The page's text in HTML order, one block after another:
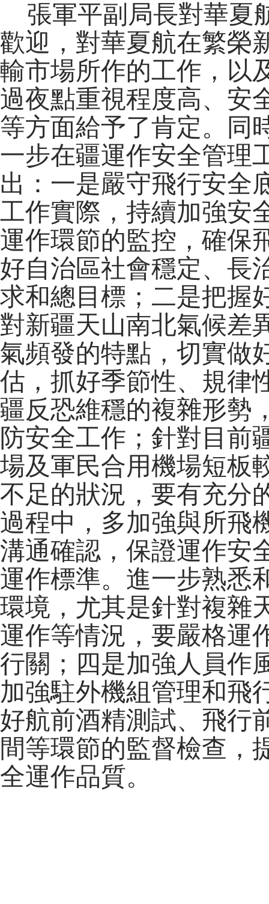
張軍平副局長對華夏
歡迎，對華夏航在繁榮
輸市場所作的工作，以
過夜點重視程度高、安
等方面給予了肯定。同
一步在疆運作安全管理
出：一是嚴守飛行安全
工作實際，持續加強安
運作環節的監控，確保
好自治區社會穩定、長
求和總目標；二是把握
對新疆天山南北氣候差
氣頻發的特點，切實做
估，抓好季節性、規律
疆反恐維穩的複雜形勢
防安全工作；針對目前
場及軍民合用機場短板
不足的狀況，要有充分
過程中，多加強與所飛
溝通確認，保證運作安
運作標準。進一步熟悉
環境，尤其是針對複雜
運作等情況，要嚴格運
行關；四是加強人員作
加強駐外機組管理和飛
好航前酒精測試、飛行
間等環節的監督檢查，
全運作品質。